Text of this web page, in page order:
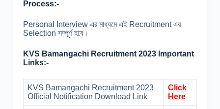
Process:-
Personal Interview এর মাধ্যমে এই Recruitment এর
Selection সম্পূর্ণ হবে।
KVS Bamangachi Recruitment 2023 Important
Links:-
KVS Bamangachi Recruitment 2023
Official Notification Download Link
Click
Here